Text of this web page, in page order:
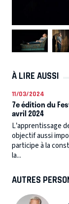
À LIRE AUSSI
11/03/2024
7e édition du
avril 2024
L’apprentissage
objectif aussi
participe à la
la...
AUTRES